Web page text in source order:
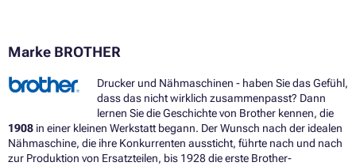
Marke BROTHER
Drucker und Nähmaschinen - haben Sie das Gefühl,
dass das nicht wirklich zusammenpasst? Dann
lernen Sie die Geschichte von Brother kennen, die
1908 in einer kleinen Werkstatt begann. Der Wunsch nach der idealen
Nähmaschine, die ihre Konkurrenten aussticht, führte nach und nach
zur Produktion von Ersatzteilen, bis 1928 die erste Brother-